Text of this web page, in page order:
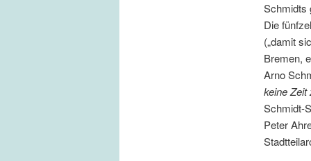
Schmidts
Die
(„damit
Bremen,
Arno
keine Zeit
Schmidt-
Peter